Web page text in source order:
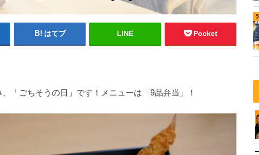
はてブ LINE Pocket
「ごちそうの日」です！メニューは「9品弁当」！